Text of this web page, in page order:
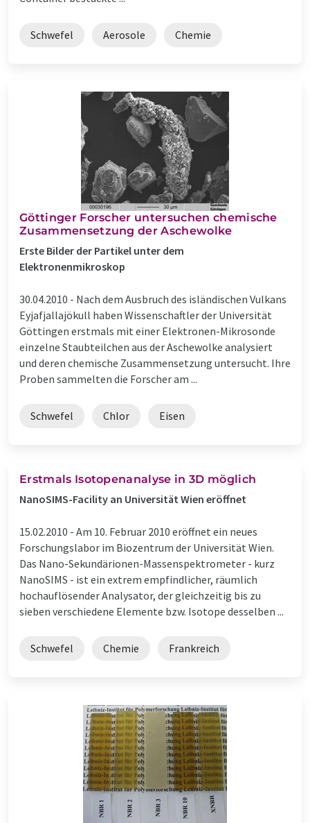
Schwefel Aerosole Chemie
Göttinger Forscher untersuchen chemische
Zusammensetzung der Aschewolke
Erste Bilder der Partikel unter dem
Elektronenmikroskop
30.04.2010 - Nach dem Ausbruch des isländischen Vulkans
Eyjafjallajökull haben Wissenschaftler der Universität
Göttingen erstmals mit einer Elektronen-Mikrosonde
einzelne Staubteilchen aus der Aschewolke analysiert
und deren chemische Zusammensetzung untersucht. Ihre
Proben sammelten die Forscher am ...
Schwefel Chlor Eisen
Erstmals Isotopenanalyse in 3D möglich
NanoSIMS-Facility an Universität Wien eröffnet
15.02.2010 - Am 10. Februar 2010 eröffnet ein neues
Forschungslabor im Biozentrum der Universität Wien.
Das Nano-Sekundärionen-Massenspektrometer - kurz
NanoSIMS - ist ein extrem empfindlicher, räumlich
hochauflösender Analysator, der gleichzeitig bis zu
sieben verschiedene Elemente bzw. Isotope desselben ...
Schwefel Chemie Frankreich